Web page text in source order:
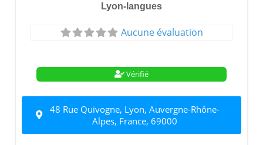
Lyon-langues
Aucune évaluation
Vérifié
48 Rue Quivogne, Lyon, Auvergne-Rhône-
Alpes, France, 69000